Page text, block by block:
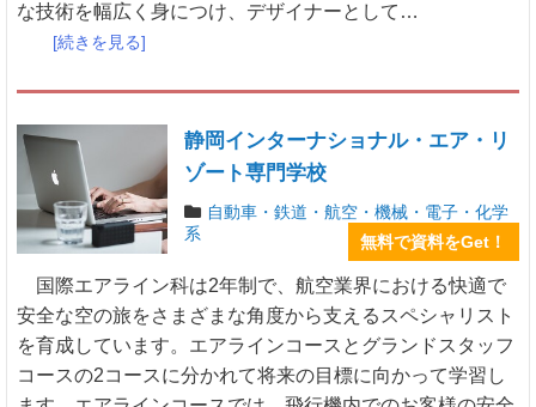
な技術を幅広く身につけ、デザイナーとして…
[続きを見る]
静岡インターナショナル・エア・リ
ゾート専門学校
自動車・鉄道・航空・機械・電子・化学
系
無料で資料をGet！
国際エアライン科は2年制で、航空業界における快適で
安全な空の旅をさまざまな角度から支えるスペシャリスト
を育成しています。エアラインコースとグランドスタッフ
コースの2コースに分かれて将来の目標に向かって学習し